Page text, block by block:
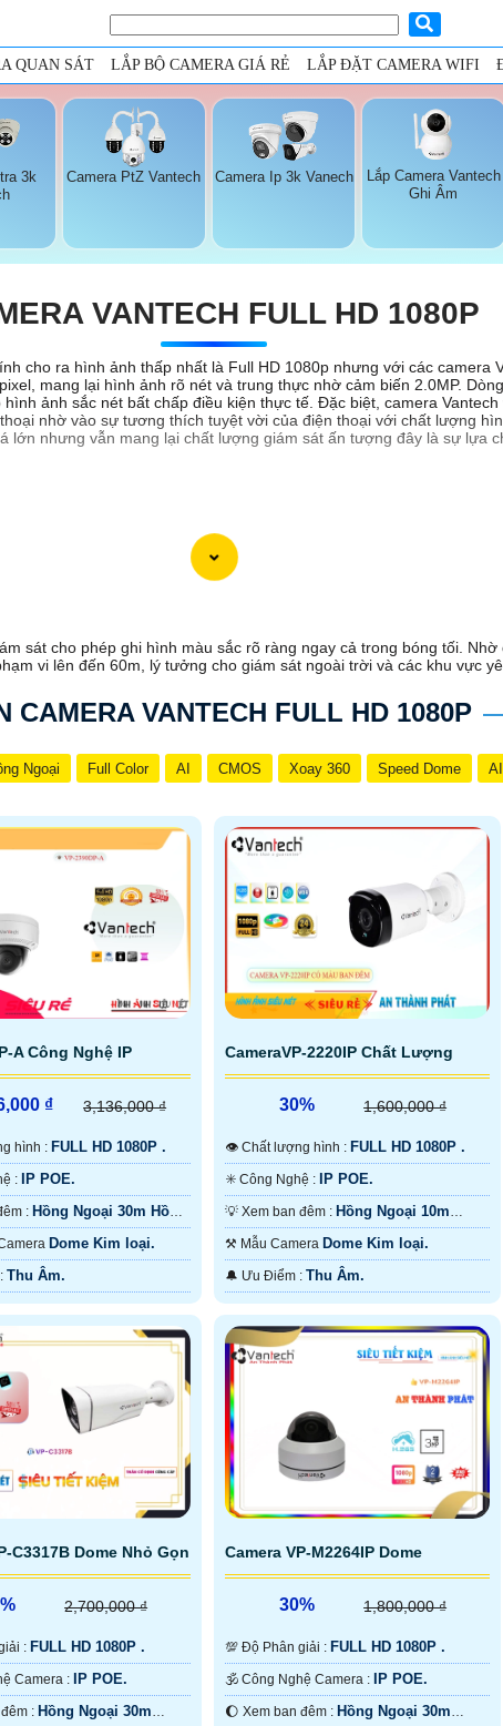
QUAN SÁT LẮP BỘ CAMERA GIÁ RẺ LẮP ĐẶT CAMERA WIFI
3k
Camera PtZ Vantech Camera Ip 3k Vanech
Lắp Camera Vantech
Ghi Âm
VANTECH FULL HD 1080P
cho ra hình ảnh thấp nhất là Full HD 1080p nhưng với các camera
mang lại hình ảnh rõ nét và trung thực nhờ cảm biến 2.0MP.
ảnh sắc nét bất chấp điều kiện thực tế. Đặc biệt, camera
nhờ vào sự tương thích tuyệt vời của điện thoại với chất lượng
lớn nhưng vẫn mang lại chất lượng giám sát ấn tượng đây là sự lựa
sát cho phép ghi hình màu sắc rõ ràng ngay cả trong bóng tối.
vi lên đến 60m, lý tưởng cho giám sát ngoài trời và các khu vực
CAMERA VANTECH FULL HD 1080P
Ngoại Full Color AI CMOS Xoay 360 Speed Dome
A Công Nghệ IP
₫ 3,136,000 ₫
hình : FULL HD 1080P .
⚙ Công Nghệ : IP POE.
⭐ Xem ban đêm : Hồng Ngoại 30m Hồng
Dome Kim loại.
️⌘ Ưu Điểm : Thu Âm.
CameraVP-2220IP Chất Lượng
30% 1,600,000 ₫
👁 Chất lượng hình : FULL HD 1080P .
✳️ Công Nghệ : IP POE.
💡 Xem ban đêm : Hồng Ngoại 10m
Hồng Ngoại SMD.
⚒ Mẫu Camera Dome Kim loại.
️🔔 Ưu Điểm : Thu Âm.
C3317B Dome Nhỏ Gọn
2,700,000 ₫
: FULL HD 1080P .
⚛️ Công Nghệ Camera : IP POE.
🌔 Xem ban đêm : Hồng Ngoại 30m
Camera VP-M2264IP Dome
30% 1,800,000 ₫
💯 Độ Phân giải : FULL HD 1080P .
🕉️ Công Nghệ Camera : IP POE.
🌔 Xem ban đêm : Hồng Ngoại 30m